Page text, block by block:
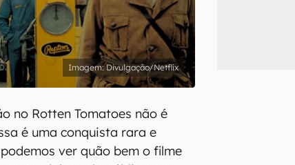
Divulgação/Netflix
no Rotten Tomatoes não é
é uma conquista rara e
ver quão bem o filme